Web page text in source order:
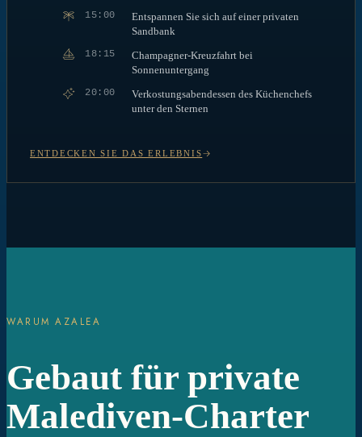
15:00
Entspannen Sie sich auf einer privaten
Sandbank
18:15
Champagner-Kreuzfahrt bei
Sonnenuntergang
20:00
Verkostungsabendessen des Küchenchefs
unter den Sternen
ENTDECKEN SIE DAS ERLEBNIS
WARUM AZALEA
Gebaut für private
Malediven-Charter